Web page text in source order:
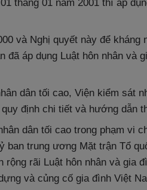
tháng 01 năm 2001 thì áp
và Nghị quyết này để kháng
áp dụng Luật hôn nhân và
dân tối cao, Viện kiểm sát
định chi tiết và hướng dẫn
dân tối cao trong phạm vi
trung ương Mặt trận Tổ
rãi Luật hôn nhân và gia
và củng cố gia đình Việt